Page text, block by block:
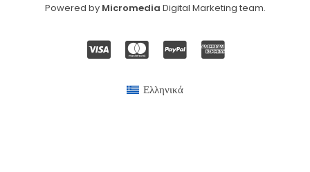
Powered by Micromedia Digital Marketing team.
Ελληνικά